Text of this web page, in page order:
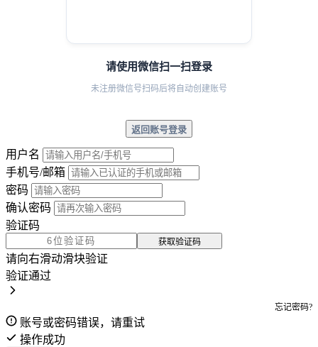
请使用微信扫一扫登录
未注册微信号扫码后将自动创建账号
返回账号登录
用户名
手机号/邮箱
密码
确认密码
验证码
获取验证码
请向右滑动滑块验证
验证通过
忘记密码?
账号或密码错误，请重试
操作成功